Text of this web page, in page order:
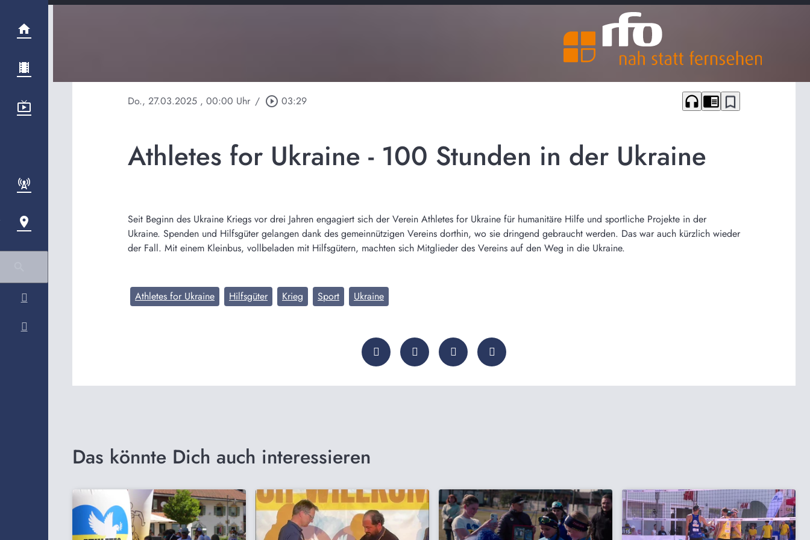
Do., 27.03.2025 , 00:00 Uhr / play_circle_outline 03:29 headphones chrome_reader_mode bookmark_border
Athletes for Ukraine - 100 Stunden in der Ukraine
Seit Beginn des Ukraine Kriegs vor drei Jahren engagiert sich der Verein Athletes for Ukraine für humanitäre Hilfe und sportliche Projekte in der
Ukraine. Spenden und Hilfsgüter gelangen dank des gemeinnützigen Vereins dorthin, wo sie dringend gebraucht werden. Das war auch kürzlich wieder
der Fall. Mit einem Kleinbus, vollbeladen mit Hilfsgütern, machten sich Mitglieder des Vereins auf den Weg in die Ukraine.
Athletes for Ukraine Hilfsgüter Krieg Sport Ukraine
Das könnte Dich auch interessieren